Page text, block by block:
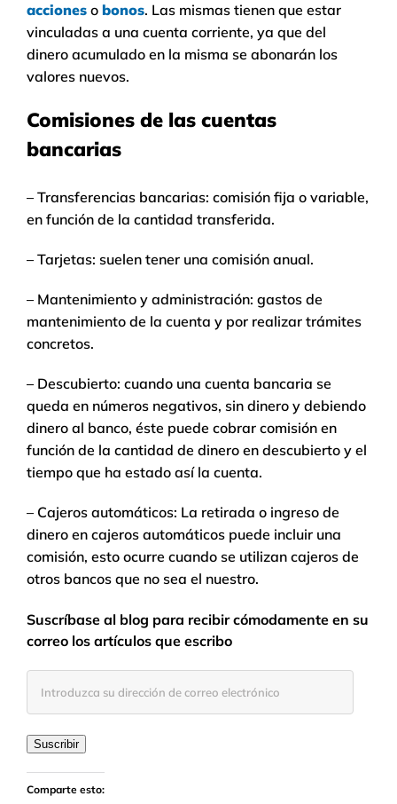
acciones o bonos. Las mismas tienen que estar
vinculadas a una cuenta corriente, ya que del
dinero acumulado en la misma se abonarán los
valores nuevos.
Comisiones de las cuentas
bancarias
– Transferencias bancarias: comisión fija o variable,
en función de la cantidad transferida.
– Tarjetas: suelen tener una comisión anual.
– Mantenimiento y administración: gastos de
mantenimiento de la cuenta y por realizar trámites
concretos.
– Descubierto: cuando una cuenta bancaria se
queda en números negativos, sin dinero y debiendo
dinero al banco, éste puede cobrar comisión en
función de la cantidad de dinero en descubierto y el
tiempo que ha estado así la cuenta.
– Cajeros automáticos: La retirada o ingreso de
dinero en cajeros automáticos puede incluir una
comisión, esto ocurre cuando se utilizan cajeros de
otros bancos que no sea el nuestro.
Suscríbase al blog para recibir cómodamente en su
correo los artículos que escribo
de
correo
electrónico
Suscribir
Comparte esto: